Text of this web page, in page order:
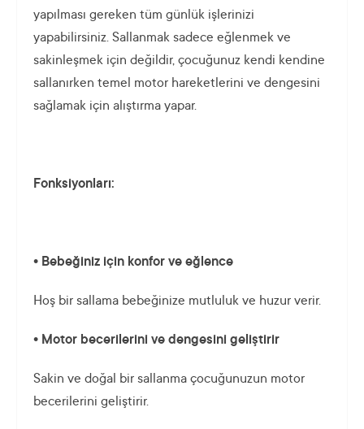
yapılması gereken tüm günlük işlerinizi
yapabilirsiniz. Sallanmak sadece eğlenmek ve
sakinleşmek için değildir, çocuğunuz kendi kendine
sallanırken temel motor hareketlerini ve dengesini
sağlamak için alıştırma yapar.
Fonksiyonları:
• Bebeğiniz için konfor ve eğlence
Hoş bir sallama bebeğinize mutluluk ve huzur verir.
• Motor becerilerini ve dengesini geliştirir
Sakin ve doğal bir sallanma çocuğunuzun motor
becerilerini geliştirir.